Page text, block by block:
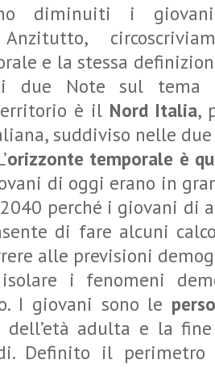
diminuiti i
Anzitutto,
e la stessa
due Note sul tema
è il Nord Italia,
suddiviso nelle
orizzonte temporale è
di oggi erano in
perché i giovani di
di fare alcuni
alle previsioni
i fenomeni
I giovani sono le
dell’età adulta e la
Definito il